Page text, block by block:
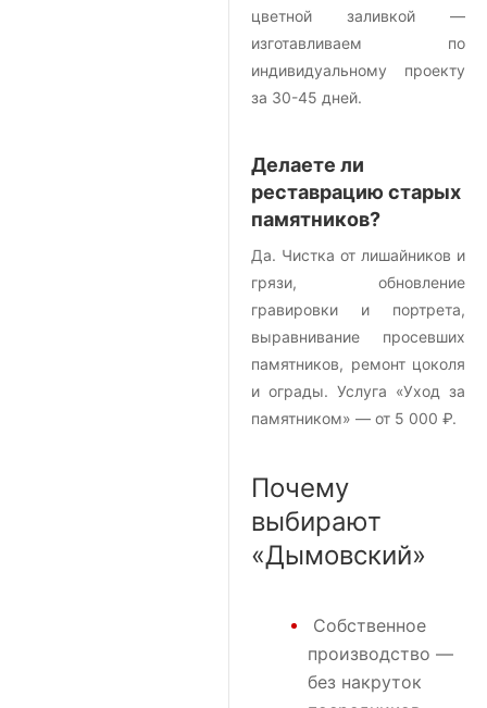
цветной заливкой —
изготавливаем по
индивидуальному проекту
за 30-45 дней.
Делаете ли
реставрацию старых
памятников?
Да. Чистка от лишайников и
грязи, обновление
гравировки и портрета,
выравнивание просевших
памятников, ремонт цоколя
и ограды. Услуга «Уход за
памятником» — от 5 000 ₽.
Почему
выбирают
«Дымовский»
Собственное
производство —
без накруток